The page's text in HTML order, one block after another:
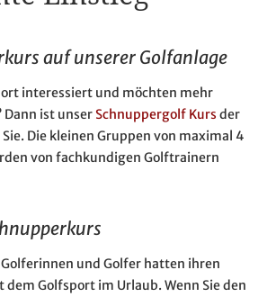
auf unserer Golfanlage
interessiert und möchten mehr
ist unserSchnuppergolf Kurs der
Die kleinen Gruppen von maximal 4
von fachkundigen Golftrainern
und Golfer hatten ihren
Golfsport im Urlaub. Wenn Sie den